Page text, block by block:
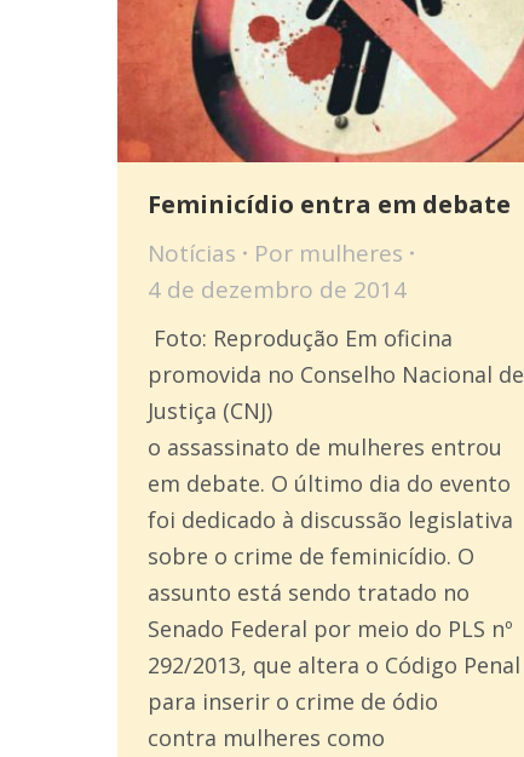
Feminicídio entra em debate
Notícias Por mulheres
4 de dezembro de 2014
Foto: Reprodução Em oficina
promovida no Conselho Nacional de
Justiça (CNJ)
o assassinato de mulheres entrou
em debate. O último dia do evento
foi dedicado à discussão legislativa
sobre o crime de feminicídio. O
assunto está sendo tratado no
Senado Federal por meio do PLS nº
292/2013, que altera o Código Penal
para inserir o crime de ódio
contra mulheres como